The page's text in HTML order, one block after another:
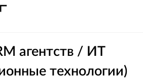
агентств / ИТ
технологии)